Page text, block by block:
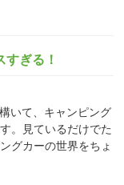
ぎる！
いて、キャンピング
。見ているだけでた
グカーの世界をちょ